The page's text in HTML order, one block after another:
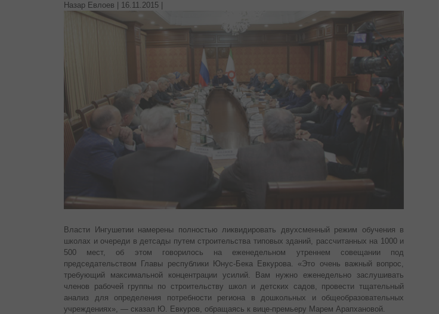
Назар Евлоев | 16.11.2015
Власти Ингушетии намерены полностью ликвидировать двухсменный режим обучения в
школах и очереди в детсады путем строительства типовых зданий, рассчитанных на 1000 и
500 мест, об этом говорилось на еженедельном утреннем совещании под
председательством Главы республики Юнус-Бека Евкурова. «Это очень важный вопрос,
требующий максимальной концентрации усилий. Вам нужно еженедельно заслушивать
членов рабочей группы по строительству школ и детских садов, провести тщательный
анализ для определения потребности региона в дошкольных и общеобразовательных
учреждениях», — сказал Ю. Евкуров, обращаясь к вице-премьеру Марем Арапхановой.